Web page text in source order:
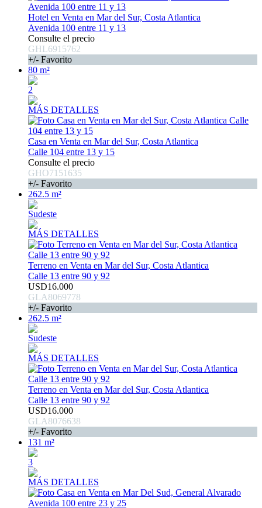
Hotel en Venta en Mar del Sur, Costa Atlantica
Avenida 100 entre 11 y 13
Consulte el precio
GHL6915762
+/- Favorito
80 m²
2
MÁS DETALLES
Casa en Venta en Mar del Sur, Costa Atlantica
Calle 104 entre 13 y 15
Consulte el precio
GHO7151635
+/- Favorito
262.5 m²
Sudeste
MÁS DETALLES
Terreno en Venta en Mar del Sur, Costa Atlantica
Calle 13 entre 90 y 92
USD16.000
GLA8069778
+/- Favorito
262.5 m²
Sudeste
MÁS DETALLES
Terreno en Venta en Mar del Sur, Costa Atlantica
Calle 13 entre 90 y 92
USD16.000
GLA8076638
+/- Favorito
131 m²
3
MÁS DETALLES